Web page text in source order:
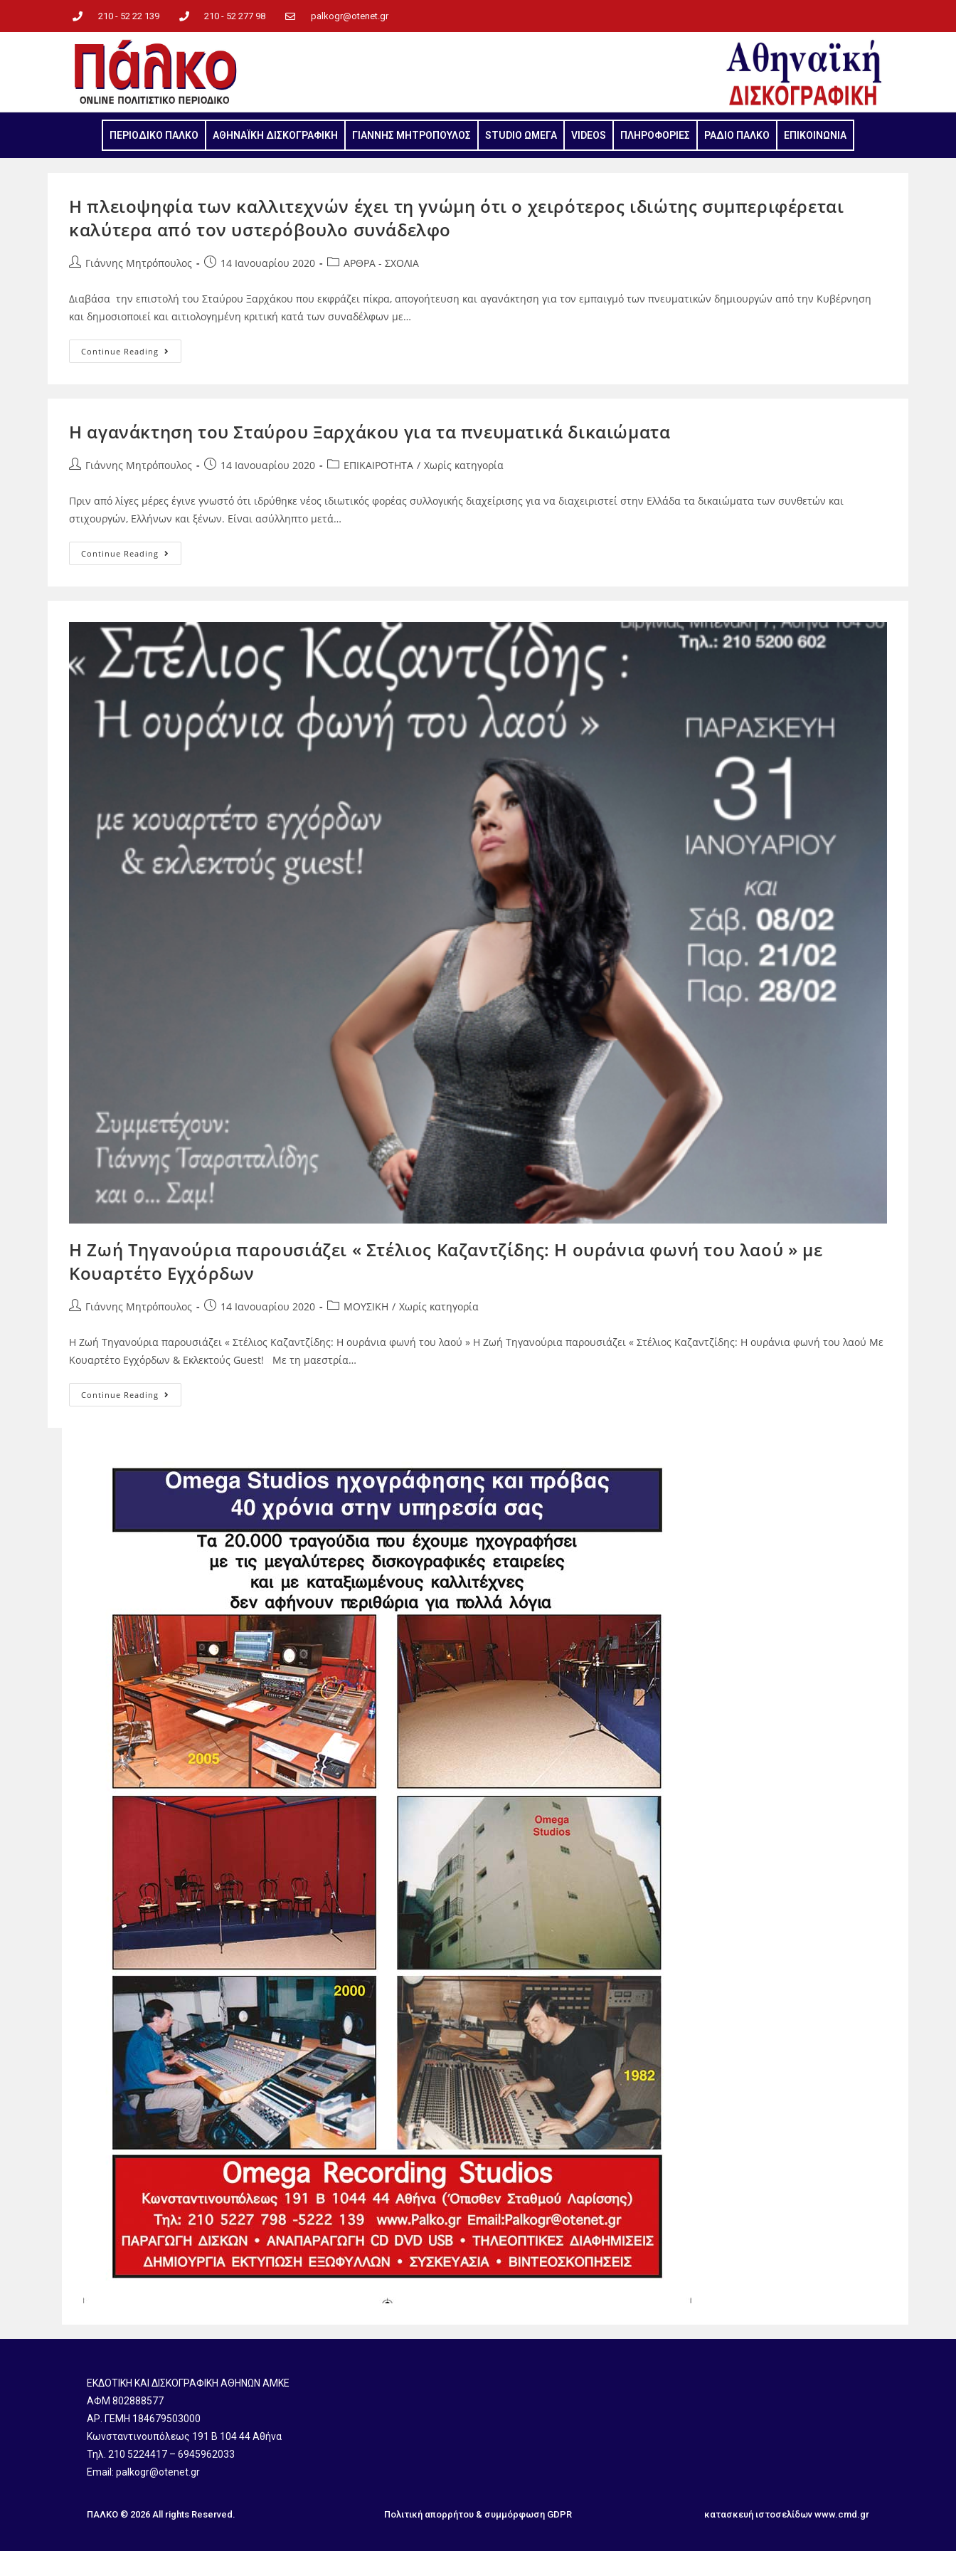
210 - 52 22 139 210 - 52 277 98 palkogr@otenet.gr
ΠΕΡΙΟΔΙΚΟ ΠΑΛΚΟ ΑΘΗΝΑΪΚΗ ΔΙΣΚΟΓΡΑΦΙΚΗ ΓΙΑΝΝΗΣ ΜΗΤΡΟΠΟΥΛΟΣ STUDIO ΩΜΕΓΑ VIDEOS ΠΛΗΡΟΦΟΡΙΕΣ ΡΑΔΙΟ ΠΑΛΚΟ ΕΠΙΚΟΙΝΩΝΙΑ
Η πλειοψηφία των καλλιτεχνών έχει τη γνώμη ότι ο χειρότερος ιδιώτης συμπεριφέρεται
καλύτερα από τον υστερόβουλο συνάδελφο
Γιάννης Μητρόπουλος 14 Ιανουαρίου 2020 ΑΡΘΡΑ - ΣΧΟΛΙΑ
Διαβάσα την επιστολή του Σταύρου Ξαρχάκου που εκφράζει πίκρα, απογοήτευση και αγανάκτηση για τον εμπαιγμό των πνευματικών δημιουργών από την Κυβέρνηση
και δημοσιοποιεί και αιτιολογημένη κριτική κατά των συναδέλφων με…
Continue Reading
Η αγανάκτηση του Σταύρου Ξαρχάκου για τα πνευματικά δικαιώματα
Γιάννης Μητρόπουλος 14 Ιανουαρίου 2020 ΕΠΙΚΑΙΡΟΤΗΤΑ / Χωρίς κατηγορία
Πριν από λίγες μέρες έγινε γνωστό ότι ιδρύθηκε νέος ιδιωτικός φορέας συλλογικής διαχείρισης για να διαχειριστεί στην Ελλάδα τα δικαιώματα των συνθετών και
στιχουργών, Ελλήνων και ξένων. Είναι ασύλληπτο μετά…
Continue Reading
Η Ζωή Τηγανούρια παρουσιάζει « Στέλιος Καζαντζίδης: H ουράνια φωνή του λαού » με
Κουαρτέτο Εγχόρδων
Γιάννης Μητρόπουλος 14 Ιανουαρίου 2020 ΜΟΥΣΙΚΗ / Χωρίς κατηγορία
Η Ζωή Τηγανούρια παρουσιάζει « Στέλιος Καζαντζίδης: H ουράνια φωνή του λαού » Η Ζωή Τηγανούρια παρουσιάζει « Στέλιος Καζαντζίδης: H ουράνια φωνή του λαού Με
Κουαρτέτο Εγχόρδων & Εκλεκτούς Guest! Με τη μαεστρία…
Continue Reading
ΕΚΔΟΤΙΚΗ ΚΑΙ ΔΙΣΚΟΓΡΑΦΙΚΗ ΑΘΗΝΩΝ ΑΜΚΕ
ΑΦΜ 802888577
ΑΡ. ΓΕΜΗ 184679503000
Κωνσταντινουπόλεως 191 B 104 44 Αθήνα
Τηλ. 210 5224417 – 6945962033
Email: palkogr@otenet.gr
ΠΑΛΚΟ © 2026 All rights Reserved. Πολιτική απορρήτου & συμμόρφωση GDPR κατασκευή ιστοσελίδων www.cmd.gr